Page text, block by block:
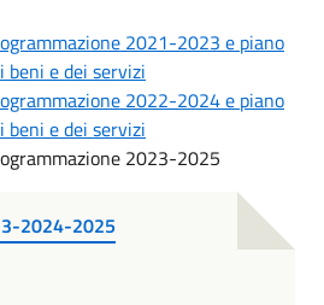
2021-2023 e piano
beni e dei servizi
2022-2024 e piano
beni e dei servizi
2023-2025
2024-2025